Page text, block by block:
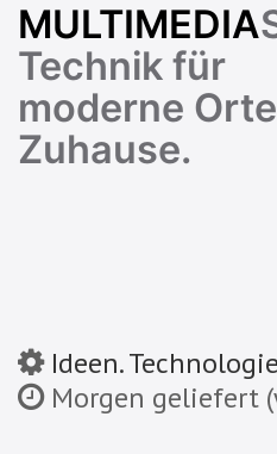
MULTIMEDIA
Technik für
moderne
Zuhause.
Ideen.
Morgen geliefert